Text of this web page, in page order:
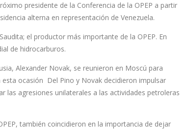
presidente de la Conferencia de la OPEP a partir
alterna en representación de Venezuela.
el productor más importante de la OPEP. En
de hidrocarburos.
Alexander Novak, se reunieron en Moscú para
esta ocasión Del Pino y Novak decidieron impulsar
las agresiones unilaterales a las actividades petroleras
también coincidieron en la importancia de dejar